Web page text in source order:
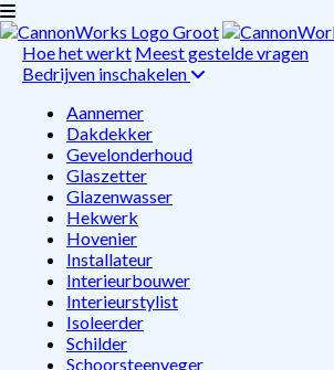
Hoe het werkt Meest gestelde vragen
Bedrijven inschakelen
Aannemer
Dakdekker
Gevelonderhoud
Glaszetter
Glazenwasser
Hekwerk
Hovenier
Installateur
Interieurbouwer
Interieurstylist
Isoleerder
Schilder
Schoorsteenveger